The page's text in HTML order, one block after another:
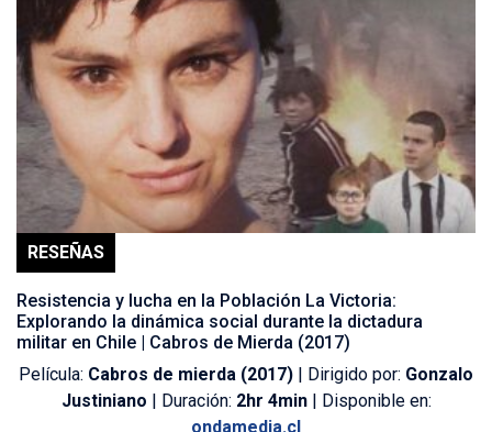
RESEÑAS
Resistencia y lucha en la Población La Victoria:
Explorando la dinámica social durante la dictadura
militar en Chile | Cabros de Mierda (2017)
Película: Cabros de mierda (2017) | Dirigido por: Gonzalo
Justiniano | Duración: 2hr 4min| Disponible en:
ondamedia.cl